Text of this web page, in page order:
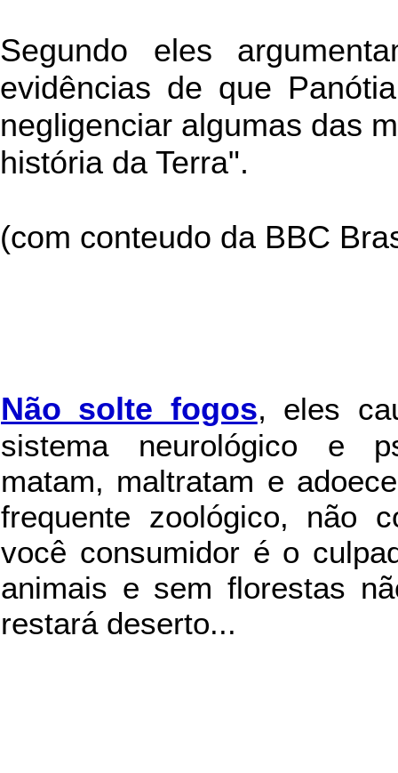
Segundo eles
evidências de que
negligenciar algumas das
história da Terra".
(com conteudo da BBC
Não solte fogos, eles
sistema neurológico e
matam, maltratam e
frequente zoológico, não
você consumidor é o
animais e sem florestas
restará deserto...